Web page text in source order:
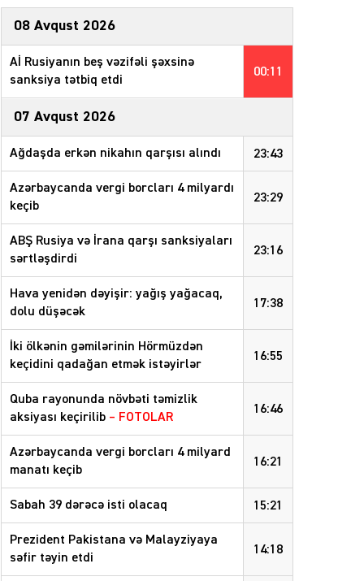
08 Avqust 2026
00:11
Aİ Rusiyanın beş vəzifəli şəxsinə
sanksiya tətbiq etdi
07 Avqust 2026
23:43
Ağdaşda erkən nikahın qarşısı alındı
23:29
Azərbaycanda vergi borcları 4 milyardı
keçib
23:16
ABŞ Rusiya və İrana qarşı sanksiyaları
sərtləşdirdi
17:38
Hava yenidən dəyişir: yağış yağacaq,
dolu düşəcək
16:55
İki ölkənin gəmilərinin Hörmüzdən
keçidini qadağan etmək istəyirlər
16:46
Quba rayonunda növbəti təmizlik
aksiyası keçirilib – FOTOLAR
16:21
Azərbaycanda vergi borcları 4 milyard
manatı keçib
15:21
Sabah 39 dərəcə isti olacaq
14:18
Prezident Pakistana və Malayziyaya
səfir təyin etdi